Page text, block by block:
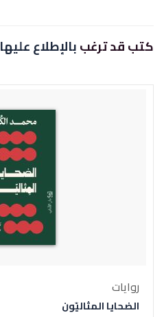
كتب قد ترغببالإطلاع عليها
روايات
الضحايا المثاليّون